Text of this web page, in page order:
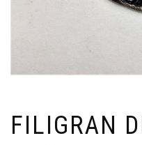
FILIGRAN